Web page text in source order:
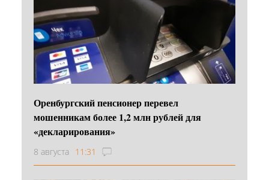
Оренбургский пенсионер перевел
мошенникам более 1,2 млн рублей для
«декларирования»
8 августа 11:31